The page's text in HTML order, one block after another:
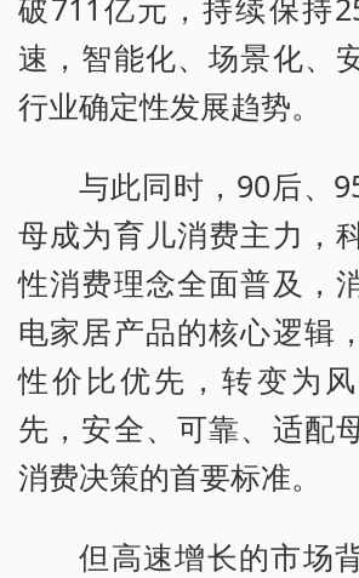
速，智能化、场景化、
行业确定性发展趋势。
与此同时，90后、
母成为育儿消费主力，
性消费理念全面普及，
电家居产品的核心逻辑
性价比优先，转变为
先，安全、可靠、适配
消费决策的首要标准。
但高速增长的市场